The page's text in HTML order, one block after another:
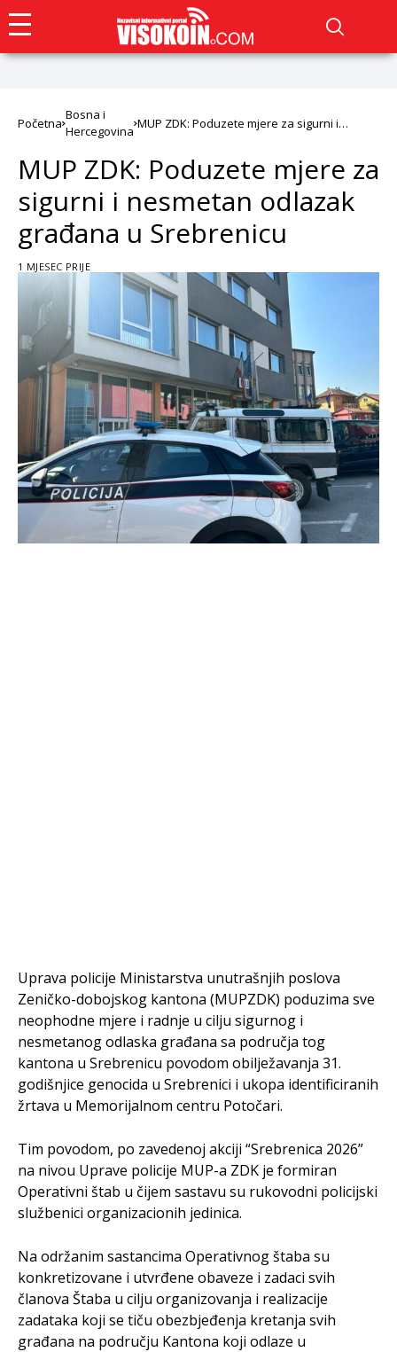
Početna
Bosna i
Hercegovina
MUP ZDK: Poduzete mjere za sigurni i
MUP ZDK: Poduzete mjere za
sigurni i nesmetan odlazak
građana u Srebrenicu
1 MJESEC PRIJE
Uprava policije Ministarstva unutrašnjih poslova
Zeničko-dobojskog kantona (MUPZDK) poduzima sve
neophodne mjere i radnje u cilju sigurnog i
nesmetanog odlaska građana sa područja tog
kantona u Srebrenicu povodom obilježavanja 31.
godišnjice genocida u Srebrenici i ukopa identificiranih
žrtava u Memorijalnom centru Potočari.
Tim povodom, po zavedenoj akciji “Srebrenica 2026”
na nivou Uprave policije MUP-a ZDK je formiran
Operativni štab u čijem sastavu su rukovodni policijski
službenici organizacionih jedinica.
Na održanim sastancima Operativnog štaba su
konkretizovane i utvrđene obaveze i zadaci svih
članova Štaba u cilju organizovanja i realizacije
zadataka koji se tiču obezbjeđenja kretanja svih
građana na području Kantona koji odlaze u